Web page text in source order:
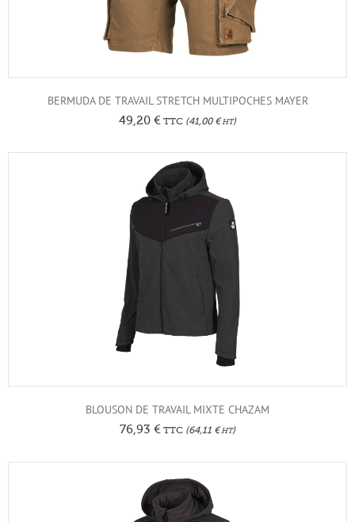
BERMUDA DE TRAVAIL STRETCH MULTIPOCHES MAYER
49,20 € TTC (41,00 €HT)
BLOUSON DE TRAVAIL MIXTE CHAZAM
76,93 € TTC (64,11 €HT)